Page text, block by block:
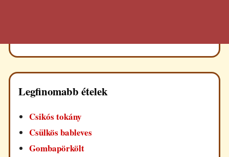
Legfinomabb ételek
Csikós tokány
Csülkös bableves
Gombapörkölt